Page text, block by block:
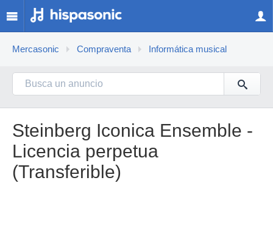
Mercasonic Compraventa Informática musical
Steinberg Iconica Ensemble -
Licencia perpetua
(Transferible)